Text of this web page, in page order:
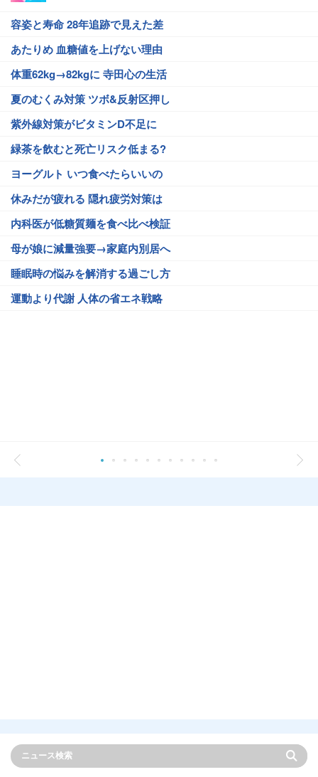
容姿と寿命 28年追跡で見えた差
あたりめ 血糖値を上げない理由
体重62kg→82kgに 寺田心の生活
夏のむくみ対策 ツボ&反射区押し
紫外線対策がビタミンD不足に
緑茶を飲むと死亡リスク低まる?
ヨーグルト いつ食べたらいいの
休みだが疲れる 隠れ疲労対策は
内科医が低糖質麺を食べ比べ検証
母が娘に減量強要→家庭内別居へ
睡眠時の悩みを解消する過ごし方
運動より代謝 人体の省エネ戦略